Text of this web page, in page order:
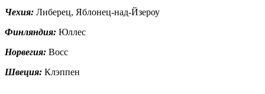
Чехия: Либерец, Яблонец-над-Йзероу
Финляндия: Юллес
Норвегия: Восс
Швеция: Клэппен